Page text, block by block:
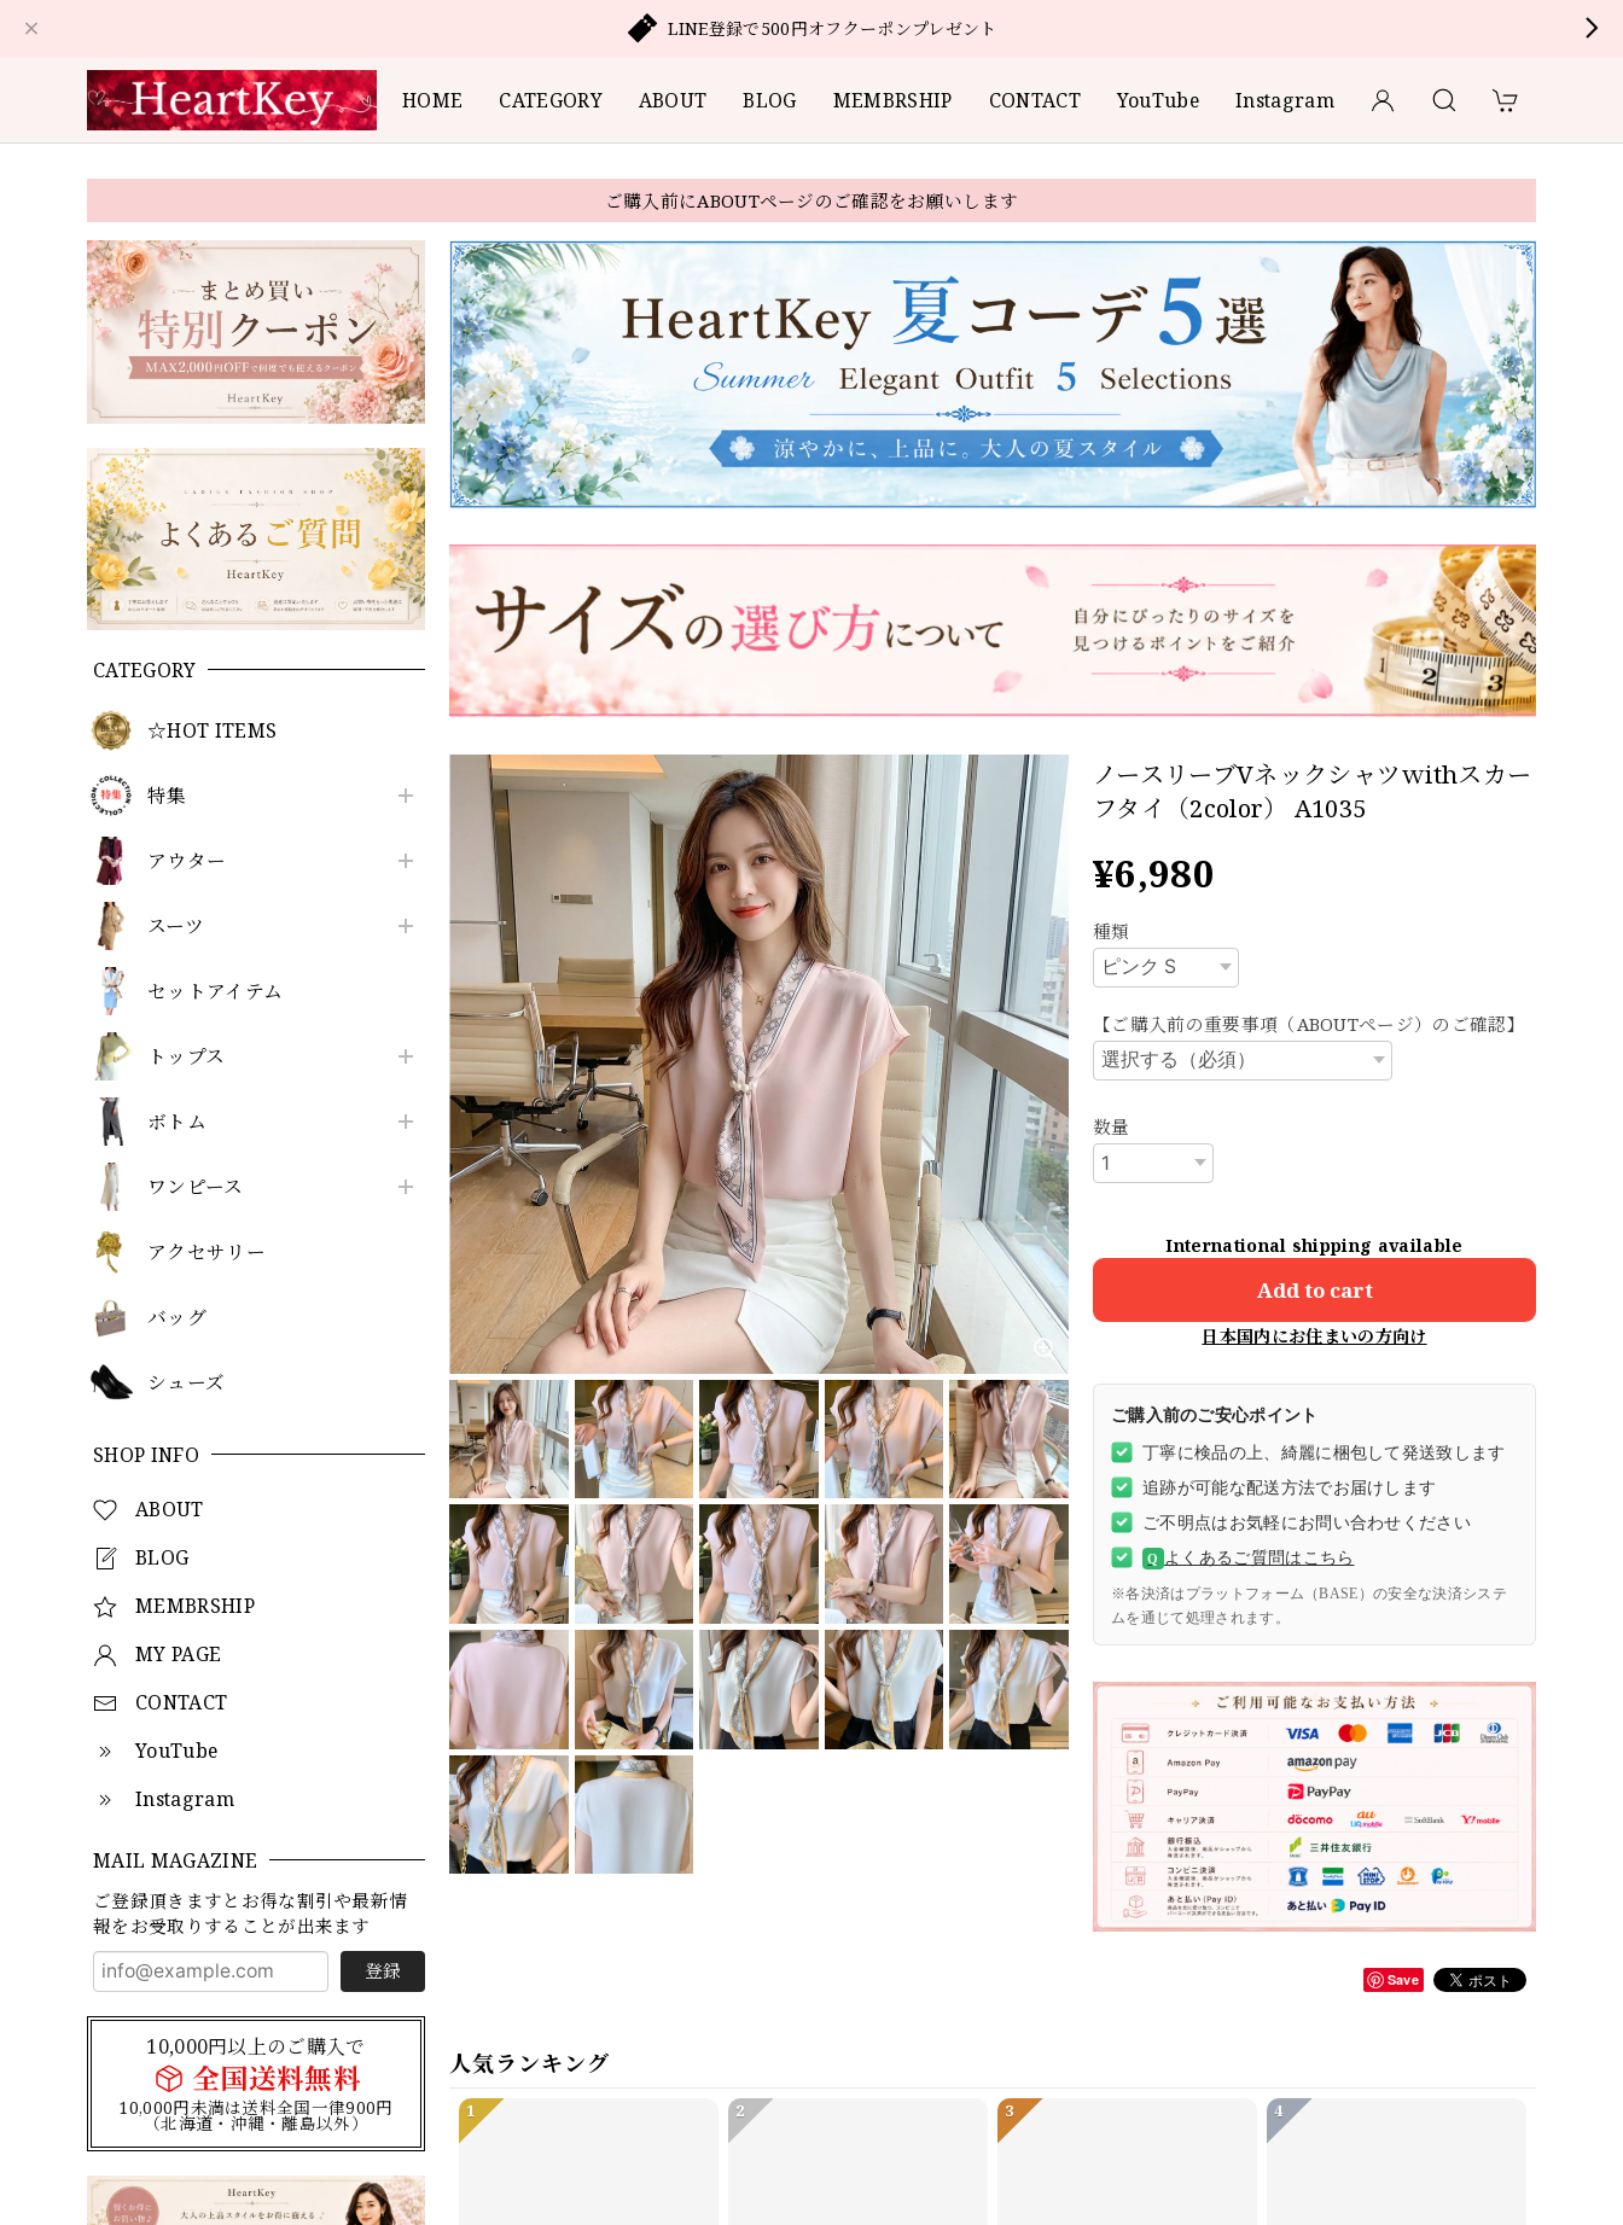
LINE登録で500円オフクーポンプレゼント
HOME CATEGORY ABOUT BLOG MEMBRSHIP CONTACT YouTube Instagram
ご購入前にABOUTページのご確認をお願いします
CATEGORY
☆HOT ITEMS
特集
アウター
スーツ
セットアイテム
トップス
ボトム
ワンピース
アクセサリー
バッグ
シューズ
SHOP INFO
ABOUT
BLOG
MEMBRSHIP
MY PAGE
CONTACT
YouTube
Instagram
MAIL MAGAZINE
ご登録頂きますとお得な割引や最新情
報をお受取りすることが出来ます
登録
10,000円以上のご購入で
全国送料無料
10,000円未満は送料全国一律900円
（北海道・沖縄・離島以外）
ノースリーブVネックシャツｗithスカー
フタイ（2color） A1035
¥6,980
種類
【ご購入前の重要事項（ABOUTページ）のご確認】
数量
International shipping available
Add to cart
日本国内にお住まいの方向け
ご購入前のご安心ポイント
丁寧に検品の上、綺麗に梱包して発送致します
追跡が可能な配送方法でお届けします
ご不明点はお気軽にお問い合わせください
Q よくあるご質問はこちら
※各決済はプラットフォーム（BASE）の安全な決済システ
ムを通じて処理されます。
Save
人気ランキング
1 2 3 4